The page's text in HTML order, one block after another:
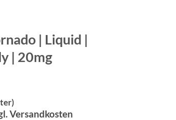
| Liquid |
| 20mg
Versandkosten